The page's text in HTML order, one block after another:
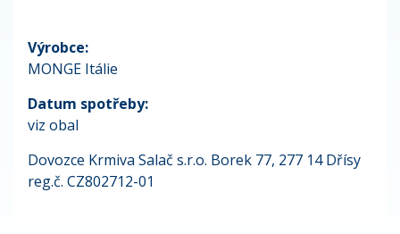
Výrobce:
MONGE Itálie
Datum spotřeby:
viz obal
Dovozce Krmiva Salač s.r.o. Borek 77, 277 14 Dřísy
reg.č. CZ802712-01